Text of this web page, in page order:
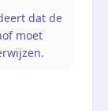
dat de
moet